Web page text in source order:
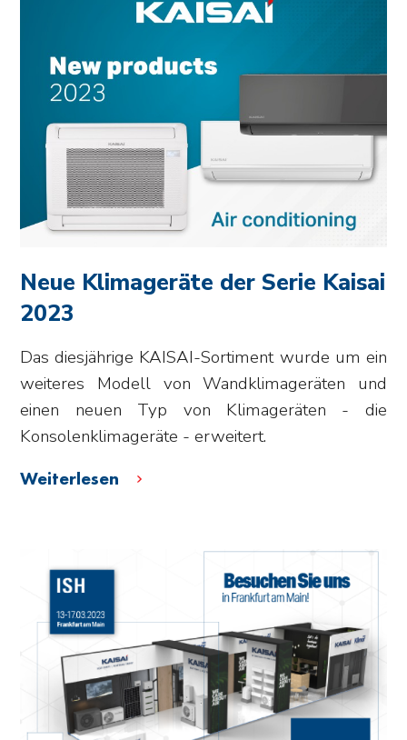
Neue Klimageräte der Serie Kaisai
2023
Das diesjährige KAISAI-Sortiment wurde um ein
weiteres Modell von Wandklimageräten und
einen neuen Typ von Klimageräten - die
Konsolenklimageräte - erweitert.
Weiterlesen